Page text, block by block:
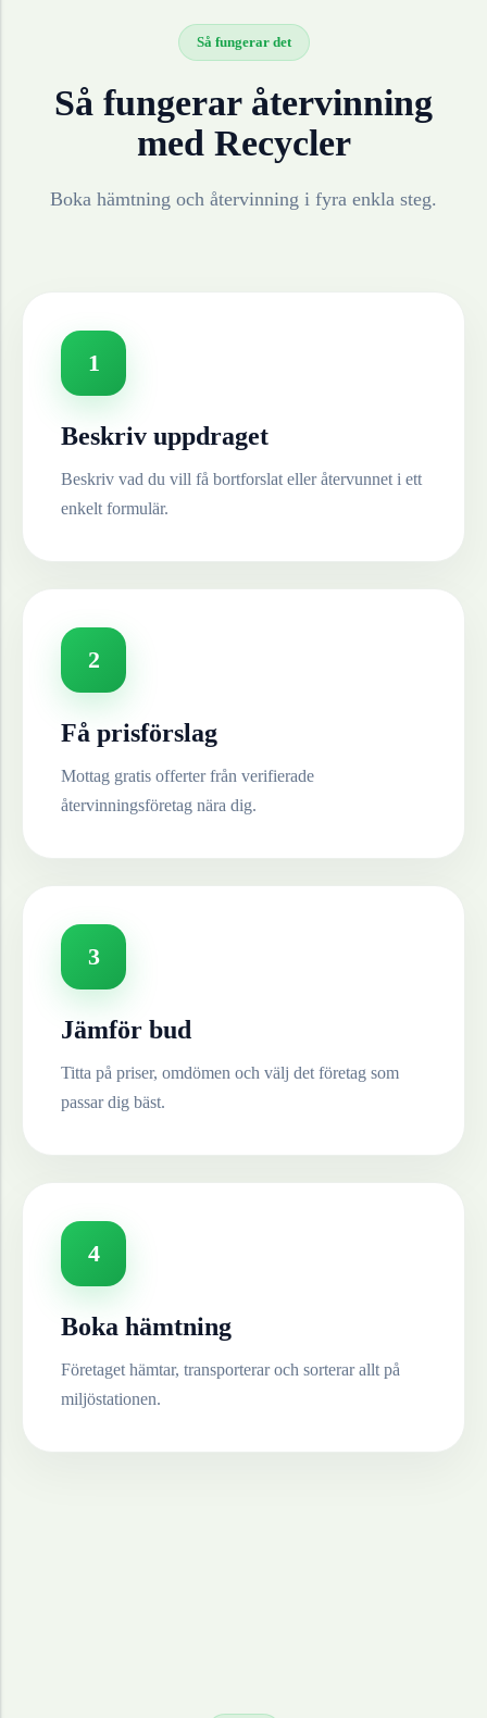
Så fungerar det
Så fungerar återvinning
med Recycler
Boka hämtning och återvinning i fyra enkla steg.
1
Beskriv uppdraget
Beskriv vad du vill få bortforslat eller återvunnet i ett
enkelt formulär.
2
Få prisförslag
Mottag gratis offerter från verifierade
återvinningsföretag nära dig.
3
Jämför bud
Titta på priser, omdömen och välj det företag som
passar dig bäst.
4
Boka hämtning
Företaget hämtar, transporterar och sorterar allt på
miljöstationen.